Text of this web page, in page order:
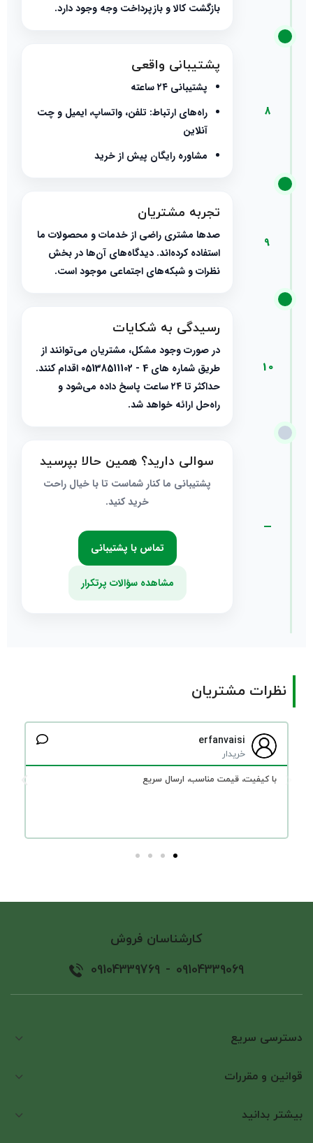
بازگشت کالا و بازپرداخت وجه وجود دارد.
8
پشتیبانی واقعی
پشتیبانی ۲۴ ساعته
راه‌های ارتباط: تلفن، واتساپ، ایمیل و چت
آنلاین
مشاوره رایگان پیش از خرید
9
تجربه مشتریان
صدها مشتری راضی از خدمات و محصولات ما
استفاده کرده‌اند. دیدگاه‌های آن‌ها در بخش
نظرات و شبکه‌های اجتماعی موجود است.
10
رسیدگی به شکایات
در صورت وجود مشکل، مشتریان می‌توانند از
طریق شماره های 4 - 05138511102 اقدام کنند.
حداکثر تا ۲۴ ساعت پاسخ داده می‌شود و
راه‌حل ارائه خواهد شد.
—
سوالی دارید؟ همین حالا بپرسید
پشتیبانی ما کنار شماست تا با خیال راحت
خرید کنید.
تماس با پشتیبانی
مشاهده سؤالات پرتکرار
نظرات مشتریان
erfanvaisi
خریدار
با کیفیت، قیمت مناسب، ارسال سریع
کارشناسان فروش
09104339069
-
09104339769
دسترسی سریع
قوانین و مقررات
بیشتر بدانید